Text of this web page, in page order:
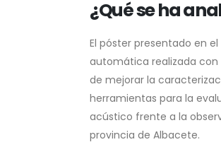
¿Qué se ha
El póster presentado en
automática realizada con
de mejorar la
herramientas para la
acústico frente a la
provincia de Albacete.